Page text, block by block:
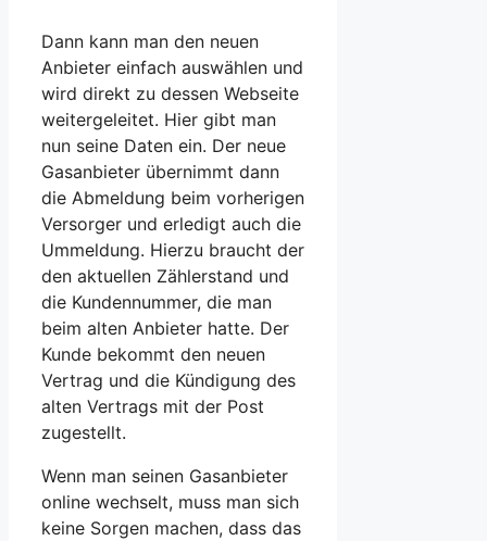
Dann kann man den neuen
Anbieter einfach auswählen und
wird direkt zu dessen Webseite
weitergeleitet. Hier gibt man
nun seine Daten ein. Der neue
Gasanbieter übernimmt dann
die Abmeldung beim vorherigen
Versorger und erledigt auch die
Ummeldung. Hierzu braucht der
den aktuellen Zählerstand und
die Kundennummer, die man
beim alten Anbieter hatte. Der
Kunde bekommt den neuen
Vertrag und die Kündigung des
alten Vertrags mit der Post
zugestellt.
Wenn man seinen Gasanbieter
online wechselt, muss man sich
keine Sorgen machen, dass das